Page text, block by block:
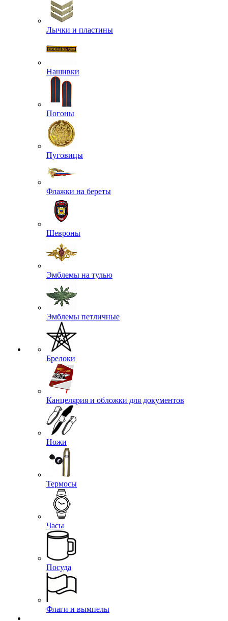
Лычки и пластины
Нашивки
Погоны
Пуговицы
Флажки на береты
Шевроны
Эмблемы на тулью
Эмблемы петличные
Брелоки
Канцелярия и обложки для документов
Ножи
Термосы
Часы
Посуда
Флаги и вымпелы